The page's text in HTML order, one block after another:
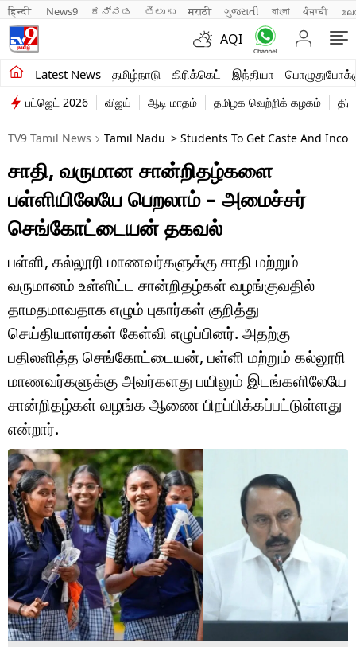
हिन्दी News9 ಕನ್ನಡ తెలుగు मराठी ગુજરાતી বাংলা ਪੰਜਾਬੀ
AQI
Latest News தமிழ்நாடு கிரிக்கெட் இந்தியா
சமீபத்திய செய்திகள்
தமிழ்நாடு
இந்தியா
உலகம்
விளையாட்டு
பொழுதுபோக்கு
லைஃப்ஸ்டைல்
வணிகம்
டெக்னாலஜி
ஆன்மீகம்
வைரல்
ஹெஃல்த்
ஷார்ட் வீடியோஸ்
வலை கதைகள்
போட்டோ கேலரி
பட்ஜெட் 2026 விஜய் ஆடி மாதம் தமிழக வெற்றிக் கழகம்
TV9 Tamil News Tamil Nadu > Students To Get Caste And
சாதி, வருமான சான்றிதழ்களை
பள்ளியிலேயே பெறலாம் – அமைச்சர்
செங்கோட்டையன் தகவல்
பள்ளி, கல்லூரி மாணவர்களுக்கு சாதி மற்றும்
வருமானம் உள்ளிட்ட சான்றிதழ்கள் வழங்குவதில்
தாமதமாவதாக எழும் புகார்கள் குறித்து
செய்தியாளர்கள் கேள்வி எழுப்பினர். அதற்கு
பதிலளித்த செங்கோட்டையன், பள்ளி மற்றும் கல்லூரி
மாணவர்களுக்கு அவர்களது பயிலும் இடங்களிலேயே
சான்றிதழ்கள் வழங்க ஆணை பிறப்பிக்கப்பட்டுள்ளது
என்றார்.